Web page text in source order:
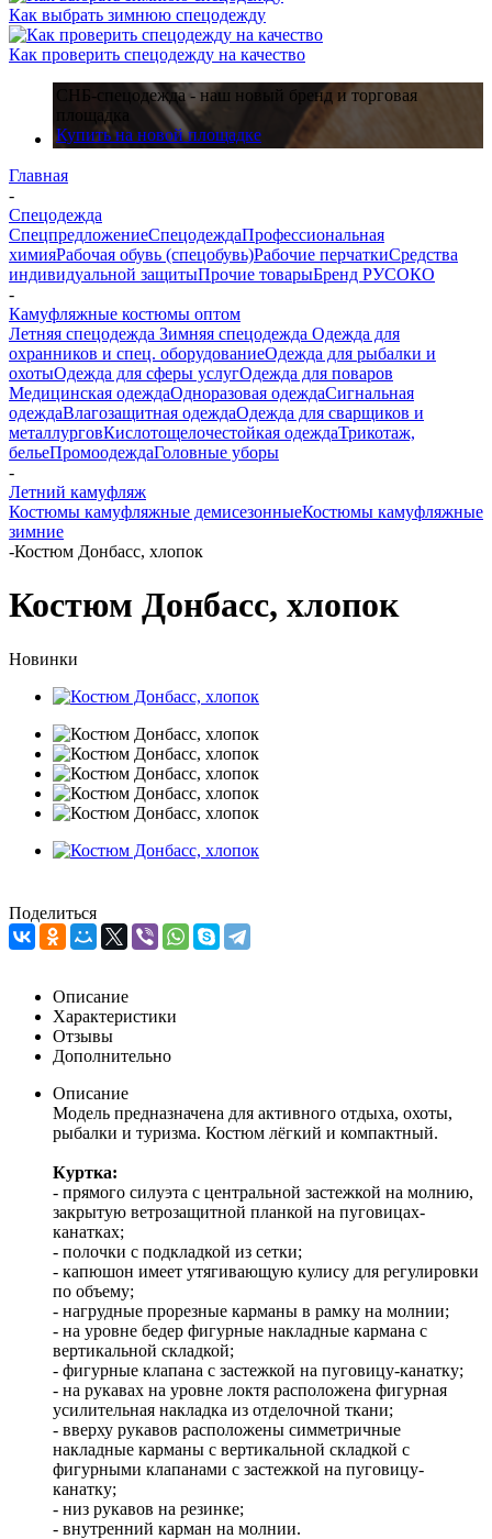
Как выбрать зимнюю спецодежду
Как проверить спецодежду на качество
СНБ-спецодежда - наш новый бренд и торговая
площадка
Купить на новой площадке
Главная
-
Спецодежда
СпецпредложениеСпецодеждаПрофессиональная
химияРабочая обувь (спецобувь)Рабочие перчаткиСредства
индивидуальной защитыПрочие товарыБренд РУСОКО
-
Камуфляжные костюмы оптом
Летняя спецодежда Зимняя спецодежда Одежда для
охранников и спец. оборудованиеОдежда для рыбалки и
охотыОдежда для сферы услугОдежда для поваров
Медицинская одеждаОдноразовая одеждаСигнальная
одеждаВлагозащитная одеждаОдежда для сварщиков и
металлурговКислотощелочестойкая одеждаТрикотаж,
бельеПромоодеждаГоловные уборы
-
Летний камуфляж
Костюмы камуфляжные демисезонныеКостюмы камуфляжные
зимние
-Костюм Донбасс, хлопок
Костюм Донбасс, хлопок
Новинки
Поделиться
Описание
Характеристики
Отзывы
Дополнительно
Описание
Модель предназначена для активного отдыха, охоты,
рыбалки и туризма. Костюм лёгкий и компактный.
Куртка:
- прямого силуэта с центральной застежкой на молнию,
закрытую ветрозащитной планкой на пуговицах-
канатках;
- полочки с подкладкой из сетки;
- капюшон имеет утягивающую кулису для регулировки
по объему;
- нагрудные прорезные карманы в рамку на молнии;
- на уровне бедер фигурные накладные кармана с
вертикальной складкой;
- фигурные клапана с застежкой на пуговицу-канатку;
- на рукавах на уровне локтя расположена фигурная
усилительная накладка из отделочной ткани;
- вверху рукавов расположены симметричные
накладные карманы с вертикальной складкой с
фигурными клапанами с застежкой на пуговицу-
канатку;
- низ рукавов на резинке;
- внутренний карман на молнии.